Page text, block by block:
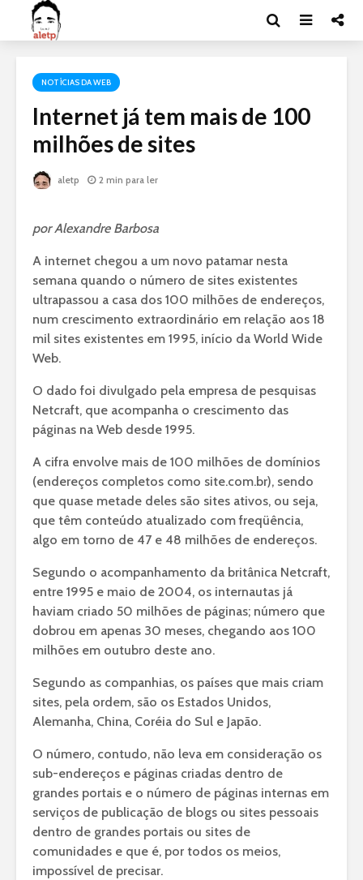
NOTÍCIAS DA WEB
Internet já tem mais de 100
milhões de sites
aletp 2 min para ler
por Alexandre Barbosa
A internet chegou a um novo patamar nesta
semana quando o número de sites existentes
ultrapassou a casa dos 100 milhões de endereços,
num crescimento extraordinário em relação aos 18
mil sites existentes em 1995, início da World Wide
Web.
O dado foi divulgado pela empresa de pesquisas
Netcraft, que acompanha o crescimento das
páginas na Web desde 1995.
A cifra envolve mais de 100 milhões de domínios
(endereços completos como site.com.br), sendo
que quase metade deles são sites ativos, ou seja,
que têm conteúdo atualizado com freqüência,
algo em torno de 47 e 48 milhões de endereços.
Segundo o acompanhamento da britânica Netcraft,
entre 1995 e maio de 2004, os internautas já
haviam criado 50 milhões de páginas; número que
dobrou em apenas 30 meses, chegando aos 100
milhões em outubro deste ano.
Segundo as companhias, os países que mais criam
sites, pela ordem, são os Estados Unidos,
Alemanha, China, Coréia do Sul e Japão.
O número, contudo, não leva em consideração os
sub-endereços e páginas criadas dentro de
grandes portais e o número de páginas internas em
serviços de publicação de blogs ou sites pessoais
dentro de grandes portais ou sites de
comunidades e que é, por todos os meios,
impossível de precisar.